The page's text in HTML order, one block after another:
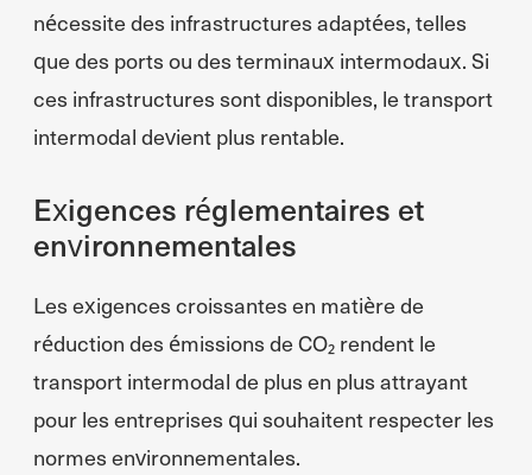
nécessite des infrastructures adaptées, telles
que des ports ou des terminaux intermodaux. Si
ces infrastructures sont disponibles, le transport
intermodal devient plus rentable.
Exigences réglementaires et
environnementales
Les exigences croissantes en matière de
réduction des émissions de CO₂ rendent le
transport intermodal de plus en plus attrayant
pour les entreprises qui souhaitent respecter les
normes environnementales.